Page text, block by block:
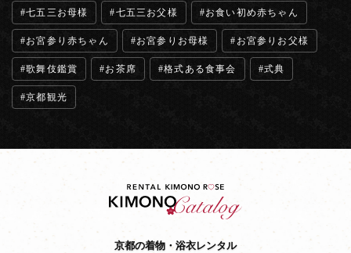
七五三お母様 七五三お父様 お食い初め赤ちゃん
お宮参り赤ちゃん お宮参りお母様 お宮参りお父様
歌舞伎鑑賞 お茶席 格式ある食事会 式典
京都観光
京都の着物・浴衣レンタル